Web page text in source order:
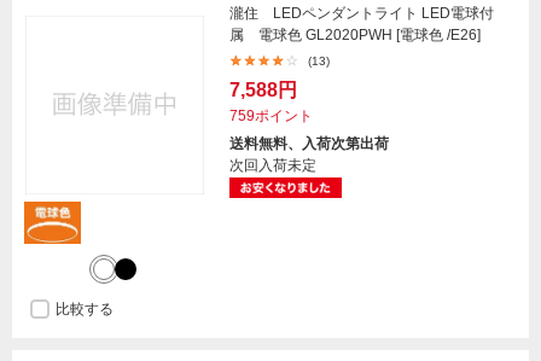
瀧住 LEDペンダントライト LED電球付
属 電球色 GL2020PWH [電球色 /E26]
(13)
7,588円
759ポイント
送料無料、入荷次第出荷
次回入荷未定
比較する